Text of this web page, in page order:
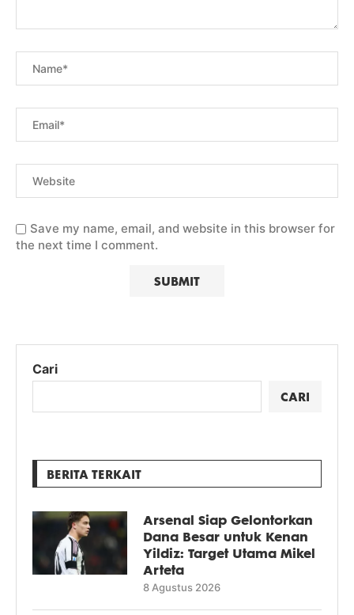
Save my name, email, and website in this browser for
the next time I comment.
Cari
CARI
BERITA TERKAIT
Arsenal Siap Gelontorkan
Dana Besar untuk Kenan
Yildiz: Target Utama Mikel
Arteta
8 Agustus 2026